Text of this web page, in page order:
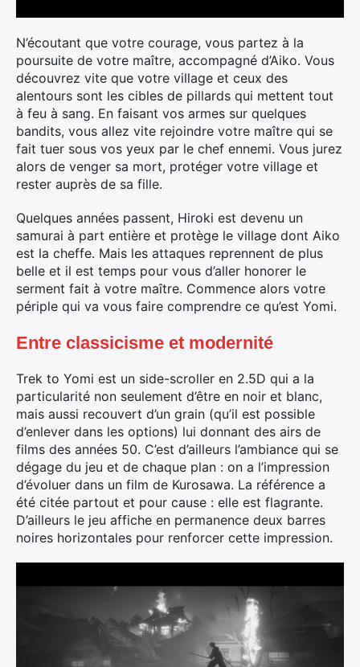
N’écoutant que votre courage, vous partez à la
poursuite de votre maître, accompagné d’Aiko. Vous
découvrez vite que votre village et ceux des
alentours sont les cibles de pillards qui mettent tout
à feu à sang. En faisant vos armes sur quelques
bandits, vous allez vite rejoindre votre maître qui se
fait tuer sous vos yeux par le chef ennemi. Vous jurez
alors de venger sa mort, protéger votre village et
rester auprès de sa fille.
Quelques années passent, Hiroki est devenu un
samurai à part entière et protège le village dont Aiko
est la cheffe. Mais les attaques reprennent de plus
belle et il est temps pour vous d’aller honorer le
serment fait à votre maître. Commence alors votre
périple qui va vous faire comprendre ce qu’est Yomi.
Entre classicisme et modernité
Trek to Yomi est un side-scroller en 2.5D qui a la
particularité non seulement d’être en noir et blanc,
mais aussi recouvert d’un grain (qu’il est possible
d’enlever dans les options) lui donnant des airs de
films des années 50. C’est d’ailleurs l’ambiance qui se
dégage du jeu et de chaque plan : on a l’impression
d’évoluer dans un film de Kurosawa. La référence a
été citée partout et pour cause : elle est flagrante.
D’ailleurs le jeu affiche en permanence deux barres
noires horizontales pour renforcer cette impression.